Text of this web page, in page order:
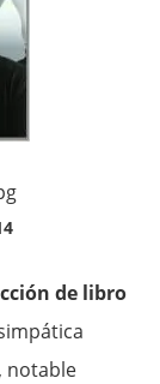
de libro
, notable